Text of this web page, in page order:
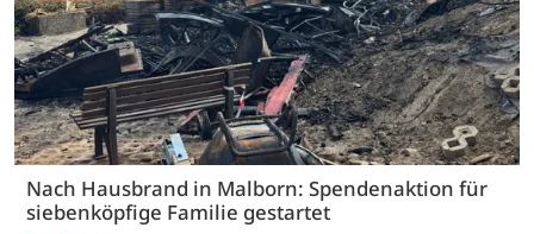
Nach Hausbrand in Malborn: Spendenaktion für
siebenköpfige Familie gestartet